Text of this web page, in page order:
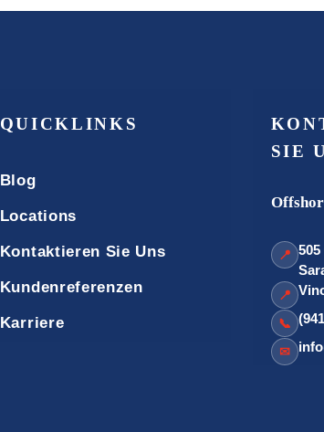
QUICKLINKS
Blog
Locations
Kontaktieren Sie Uns
Kundenreferenzen
Karriere
SIE
📍
📍
📞
✉